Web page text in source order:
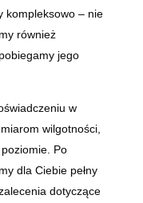
kompleksowo – nie
również
jego
w
wilgotności,
Po
dla Ciebie pełny
dotyczące